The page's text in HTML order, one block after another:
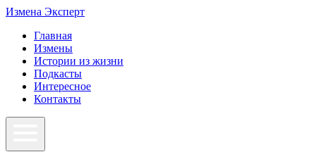
Измена Эксперт
Главная
Измены
Истории из жизни
Подкасты
Интересное
Контакты